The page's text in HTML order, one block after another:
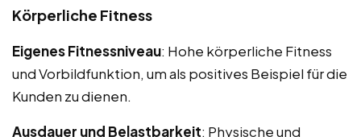
Körperliche Fitness
Eigenes Fitnessniveau: Hohe körperliche Fitness
und Vorbildfunktion, um als positives Beispiel für die
Kunden zu dienen.
Ausdauer und Belastbarkeit: Physische und